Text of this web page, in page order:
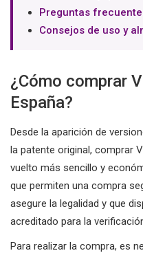
Preguntas
Consejos de uso y
¿Cómo comprar
España?
Desde la aparición de
la patente original, comprar
vuelto más sencillo y
que permiten una compra
asegure la legalidad y que
acreditado para la
Para realizar la compra, es